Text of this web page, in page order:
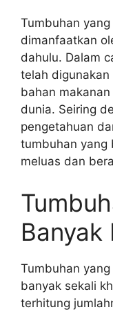
Tumbuhan
dimanfaatkan
dahulu. Dalam
telah
bahan
dunia. Seiring
pengetahuan
tumbuhan yang
meluas dan
Banyak
Tumbuhan
banyak sekali
terhitung